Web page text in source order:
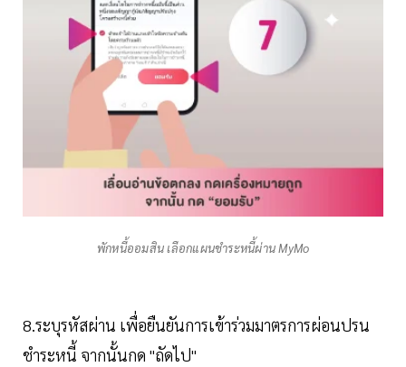
พักหนี้ออมสิน เลือกแผนชำระหนี้ผ่าน MyMo
8.ระบุรหัสผ่าน เพื่อยืนยันการเข้าร่วมมาตรการผ่อนปรน
ชำระหนี้ จากนั้นกด "ถัดไป"